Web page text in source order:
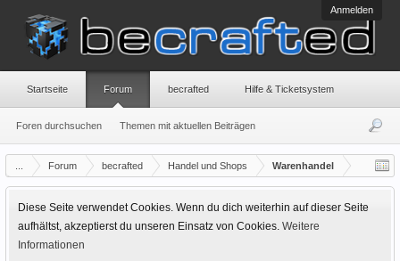
Anmelden
Forum becrafted Handel und Shops Warenhandel
Diese Seite verwendet Cookies. Wenn du dich weiterhin auf dieser Seite
aufhältst, akzeptierst du unseren Einsatz von Cookies. Weitere
Informationen
Startseite Forum
Foren durchsuchen Themen mit aktuellen Beiträgen
becrafted Hilfe & Ticketsystem